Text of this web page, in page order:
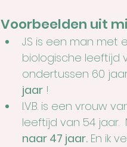
Voorbeelden uit
J.S is een man met
biologische leeftijd
ondertussen 60
jaar !
I.V.B. is een vrouw
leeftijd van 54 jaar.
naar 47 jaar. En ik